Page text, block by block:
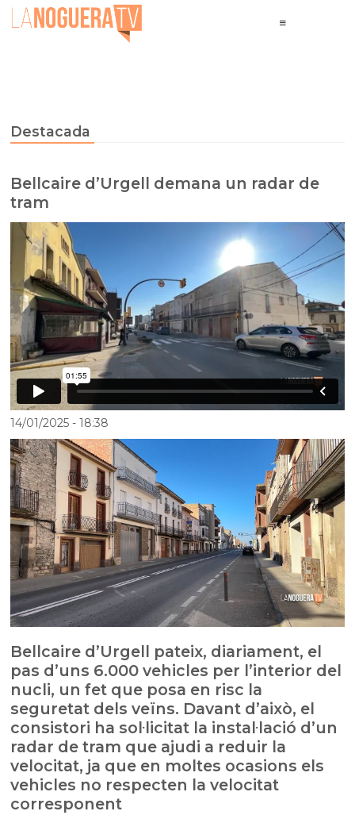
Destacada
Bellcaire d’Urgell demana un radar de
tram
14/01/2025- 18:38
Bellcaire d’Urgell pateix, diariament, el
pas d’uns 6.000 vehicles per l’interior del
nucli, un fet que posa en risc la
seguretat dels veïns. Davant d’això, el
consistori ha sol·licitat la instal·lació d’un
radar de tram que ajudi a reduir la
velocitat, ja que en moltes ocasions els
vehicles no respecten la velocitat
corresponent